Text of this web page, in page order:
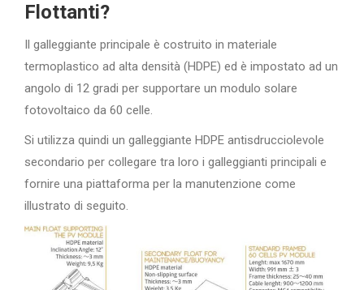
Flottanti?
Il galleggiante principale è costruito in materiale
termoplastico ad alta densità (HDPE) ed è impostato ad un
angolo di 12 gradi per supportare un modulo solare
fotovoltaico da 60 celle.
Si utilizza quindi un galleggiante HDPE antisdrucciolevole
secondario per collegare tra loro i galleggianti principali e
fornire una piattaforma per la manutenzione come
illustrato di seguito.